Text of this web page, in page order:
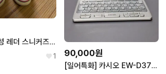
톰브라운 여성 레더 스니커즈 운동화 230
1 90,000원
[일어특화] 카시오 EW-D3700 전자사전